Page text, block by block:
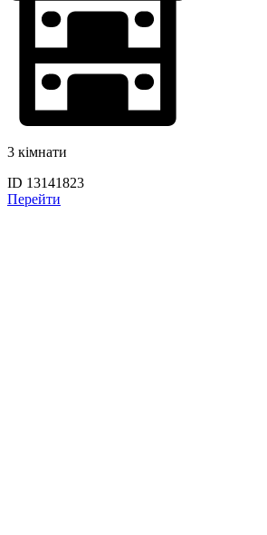
3 кімнати
ID 13141823
Перейти